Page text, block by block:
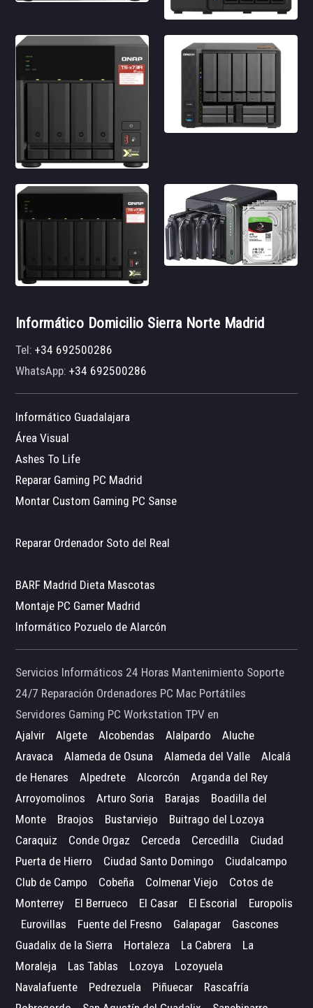
Informático Domicilio Sierra Norte Madrid
Tel:+34 692500286
WhatsApp:+34 692500286
Informático Guadalajara
Área Visual
Ashes To Life
Reparar Gaming PC Madrid
Montar Custom Gaming PC Sanse
Reparar Ordenador Soto del Real
BARF Madrid Dieta Mascotas
Montaje PC Gamer Madrid
Informático Pozuelo de Alarcón
Servicios Informáticos 24 Horas Mantenimiento Soporte
24/7 Reparación Ordenadores PC Mac Portátiles
Servidores Gaming PC Workstation TPV en
Ajalvir
Algete Alcobendas Alalpardo
Aluche
Aravaca
Alameda de Osuna Alameda del Valle
Alcalá
de Henares
Alpedrete Alcorcón
Arganda del Rey
Arroyomolinos
Arturo Soria Barajas
Boadilla del
Monte
Braojos Bustarviejo
Buitrago del Lozoya
Caraquiz
Conde Orgaz Cerceda Cercedilla
Ciudad
Puerta de Hierro
Ciudad Santo Domingo
Ciudalcampo
Club de Campo
Cobeña Colmenar Viejo
Cotos de
Monterrey
El Berrueco El Casar El Escorial
Europolis
Eurovillas
Fuente del Fresno Galapagar
Gascones
Guadalix de la Sierra
Hortaleza La Cabrera
La
Moraleja
Las Tablas Lozoya
Lozoyuela
Navalafuente
Pedrezuela Piñuecar
Rascafría